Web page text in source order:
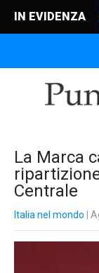
IN EVIDENZA
IL
La Marca
Centrale
Italia nel mondo |